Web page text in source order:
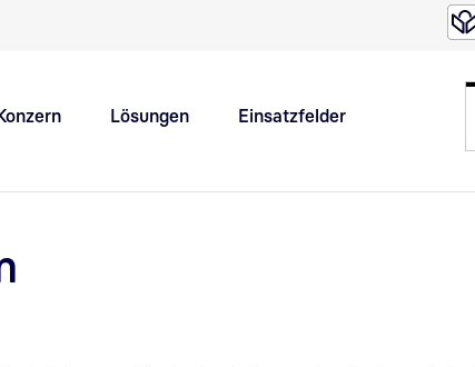
Lösungen Einsatzfelder